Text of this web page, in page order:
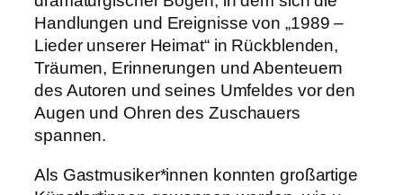
Handlungen und Ereignisse von „1989 –
Lieder unserer Heimat“ in Rückblenden,
Träumen, Erinnerungen und Abenteuern
des Autoren und seines Umfeldes vor den
Augen und Ohren des Zuschauers
spannen.
Als Gastmusiker*innen konnten großartige